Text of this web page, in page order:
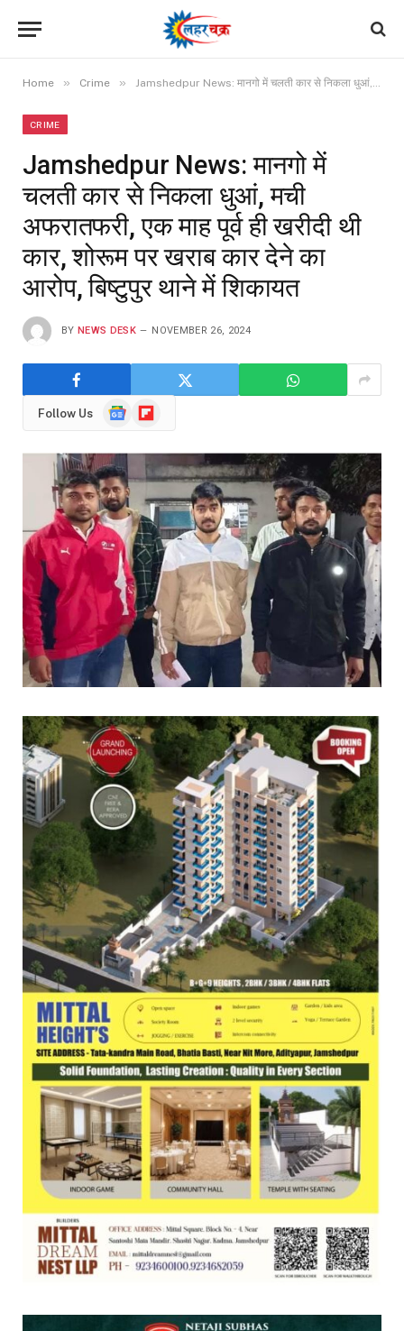
Home » Crime » Jamshedpur News: मानगो में चलती कार से निकला धुआं, मची अफरातफरी, एक माह पूर्व ही खरीदी थी कार, शोरूम पर खराब कार देने का आरोप, बिष्टुपुर थाने में शिकायत
CRIME
Jamshedpur News: मानगो में
चलती कार से निकला धुआं, मची
अफरातफरी, एक माह पूर्व ही खरीदी थी
कार, शोरूम पर खराब कार देने का
आरोप, बिष्टुपुर थाने में शिकायत
BY NEWS DESK NOVEMBER 26, 2024
Follow Us
GoogleFlipboard